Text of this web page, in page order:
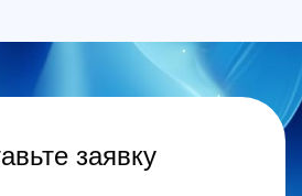
системы
watch?v=EGhJN1Rf1is
заявку